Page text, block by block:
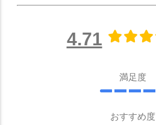
4.71
満足度
おすすめ度